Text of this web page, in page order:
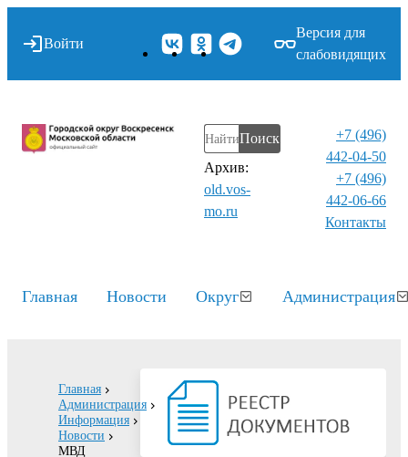
Войти
Версия для
слабовидящих
Поиск
Архив:
old.vos-
mo.ru
+7 (496)
442-04-50
+7 (496)
442-06-66
Контакты⁠
Главная Новости Округ Администрация
Главная
Администрация
Информация
Новости
МВД